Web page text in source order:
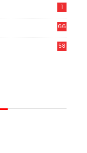
1
66
58